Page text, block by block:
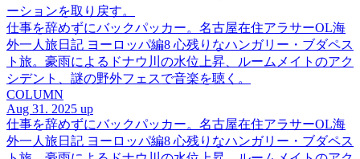
ーションを取り戻す。
仕事を辞めずにバックパッカー。名古屋在住アラサーOL海
外一人旅日記 ヨーロッパ編8 心残りなハンガリー・ブダペス
ト旅。豪雨によるドナウ川の水位上昇、ルームメイトのアク
シデント、謎の野外フェスで音楽を聴く。
COLUMN
Aug 31. 2025 up
仕事を辞めずにバックパッカー。名古屋在住アラサーOL海
外一人旅日記 ヨーロッパ編8 心残りなハンガリー・ブダペス